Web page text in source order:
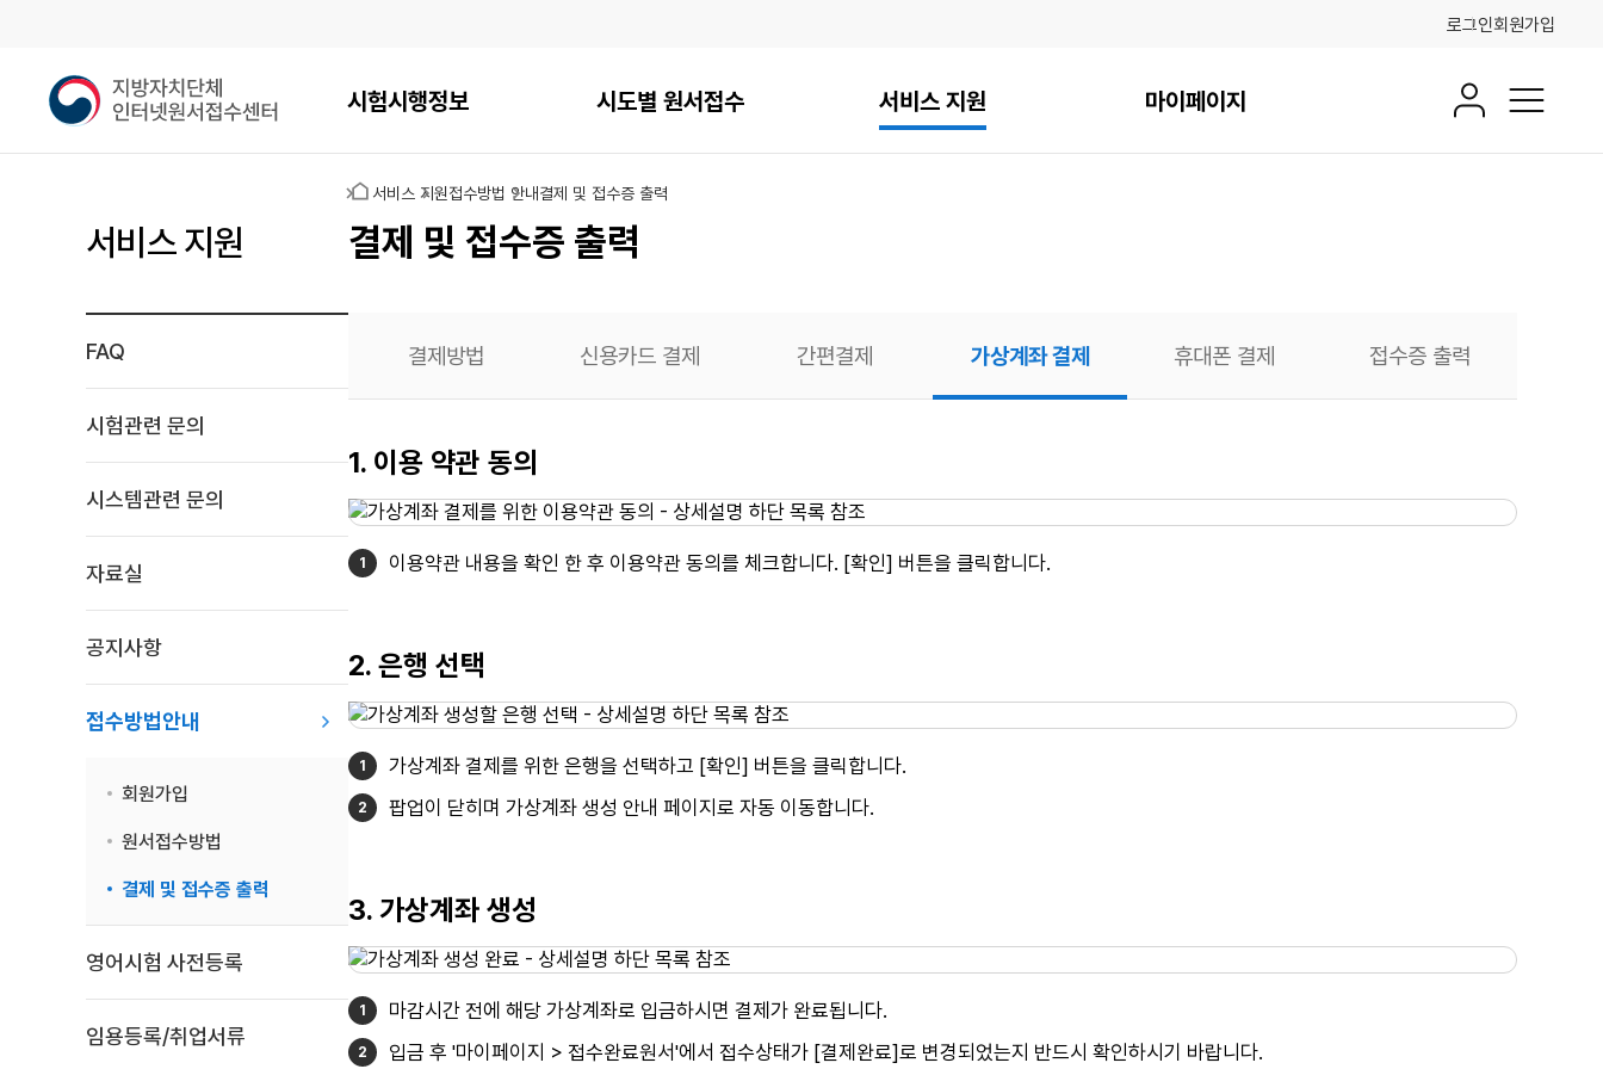
로그인회원가입
지
방
메인메뉴
시험시행정보 시도별 원서접수 서비스 지원 마이페이지 회원정보전체메뉴
서비스 지원
FAQ
시험관련 문의
시스템관련 문의
자료실
공지사항
접수방법안내
회원가입
원서접수방법
결제 및 접수증 출력
영어시험 사전등록
임용등록/취업서류
홈 서비스 지원접수방법 안내결제 및 접수증 출력
결제 및 접수증 출력
결제방법 신용카드 결제 간편결제 가상계좌 결제 휴대폰 결제 접수증 출력
가상계좌
결제
1. 이용 약관 동의
이용약관 내용을 확인 한 후 이용약관 동의를 체크합니다. [확인] 버튼을 클릭합니다.
2. 은행 선택
가상계좌 결제를 위한 은행을 선택하고 [확인] 버튼을 클릭합니다.
팝업이 닫히며 가상계좌 생성 안내 페이지로 자동 이동합니다.
3. 가상계좌 생성
마감시간 전에 해당 가상계좌로 입금하시면 결제가 완료됩니다.
입금 후 '마이페이지 > 접수완료원서'에서 접수상태가 [결제완료]로 변경되었는지 반드시 확인하시기 바랍니다.